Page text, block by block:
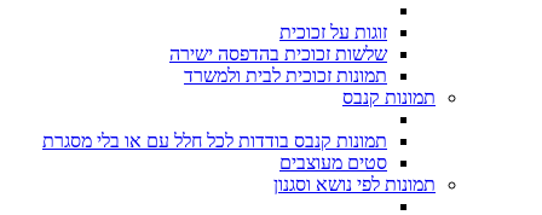
זוגות על זכוכית
שלשות זכוכית בהדפסה ישירה
תמונות זכוכית לבית ולמשרד
תמונות קנבס
תמונות קנבס בודדות לכל חלל עם או בלי מסגרת
סטים מעוצבים
תמונות לפי נושא וסגנון